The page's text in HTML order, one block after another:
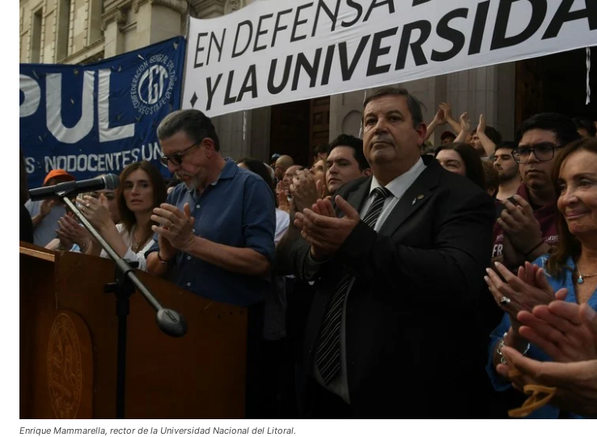
Enrique Mammarella, rector de la Universidad Nacional del Litoral.